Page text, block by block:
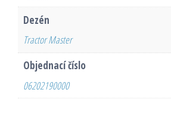
Dezén
Tractor Master
Objednací číslo
06202190000